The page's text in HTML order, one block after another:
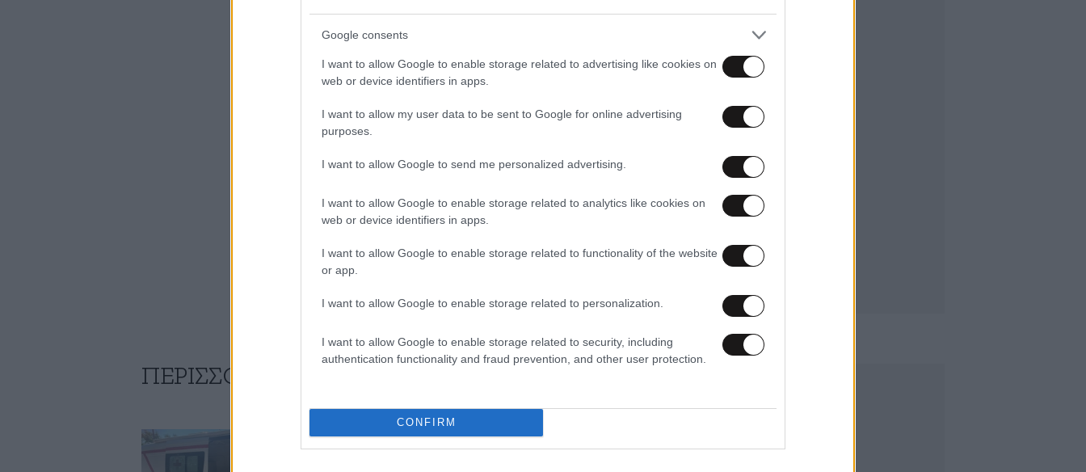
Google consents
I want to allow Google to enable storage related to advertising like cookies on
web or device identifiers in apps.
I want to allow my user data to be sent to Google for online advertising
purposes.
I want to allow Google to send me personalized advertising.
I want to allow Google to enable storage related to analytics like cookies on
web or device identifiers in apps.
I want to allow Google to enable storage related to functionality of the website
or app.
I want to allow Google to enable storage related to personalization.
I want to allow Google to enable storage related to security, including
authentication functionality and fraud prevention, and other user protection.
CONFIRM
ΠΕΡΙΣΣΟΤΕΡΑ ΑΠΟ ΤΗΝ ΥΓΕΙΑ